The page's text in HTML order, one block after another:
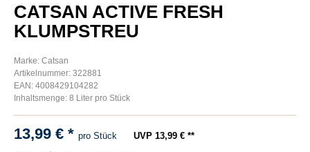
CATSAN ACTIVE FRESH
KLUMPSTREU
Marke: Catsan
Artikelnummer: 322881
EAN: 4008429104282
Inhaltsmenge: 8 Liter pro Stück
13,99 € * pro Stück UVP 13,99 € **